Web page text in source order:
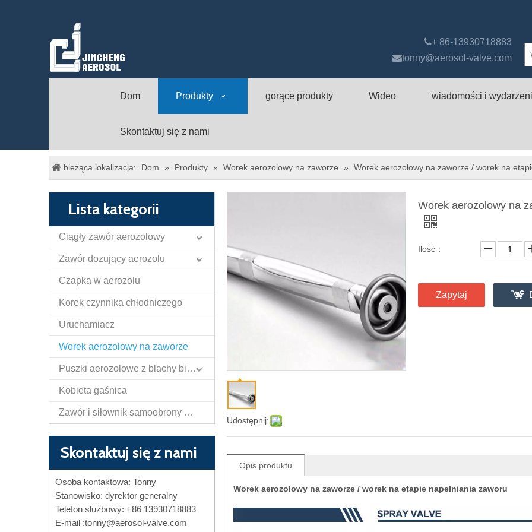
+ 86-13930718883
tonny@aerosol-valve.com
Dom Produkty gorące produkty Wideo wiadomości i
Skontaktuj się z nami
bieżąca lokalizacja: Dom » Produkty » Worek aerozolowy na zaworze » Worek aerozolowy na zaworze / worek na
Lista kategorii
Ciągły zawór aerozolowy
Zawór dozujący aerozolu
Czapka w aerozolu
Korek czynnika chłodniczego
Uruchamiacz
Worek aerozolowy na zaworze
Puszki aerozolowe z blachy białej
Kobieta gaśnica
Zawór i siłownik samoobrony Papper Spray
Skontaktuj się z nami
Osoba kontaktowa: Tonny
Stanowisko: dyrektor generalny
Telefon służbowy: +86 13930718883
E-mail :tonny@aerosol-valve.com
Udostępnij:
Worek aerozolowy na
Ilość：
Zapytaj
Opis produktu
Worek aerozolowy na zaworze / worek na etapie napełniania zaworu